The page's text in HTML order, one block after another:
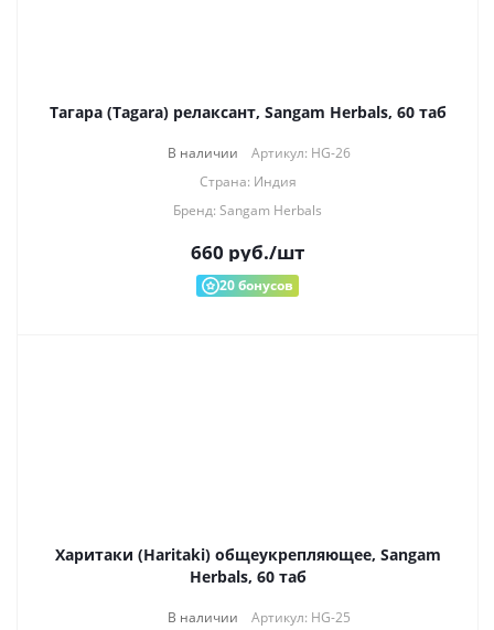
Тагара (Tagara) релаксант, Sangam Herbals, 60 таб
В наличии
Артикул: HG-26
Страна: Индия
Бренд: Sangam Herbals
660 руб./шт
20бонусов
Харитаки (Haritaki) общеукрепляющее, Sangam
Herbals, 60 таб
В наличии
Артикул: HG-25